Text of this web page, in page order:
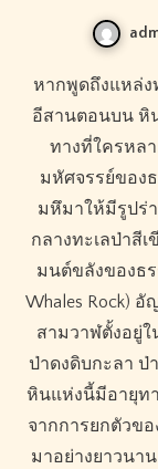
หากพูดถึงแหล่งท่องเที่ยวที่เป็นดั่ง Unseen Thailand ในภาค
อีสานตอนบน หิ
ทางที่ใครหล
มหัศจรรย์ของ
มหึมาให้มีรูปร่
กลางทะเลป่าสี
มนต์ขลังของธร
Whales Rock)
สามวาฬตั้งอยู่
ป่าดงดิบกะลา ป่
หินแห่งนี้มีอายุท
จากการยกตัวข
มาอย่างยาวนา